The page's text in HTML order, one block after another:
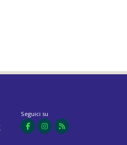
Seguici su